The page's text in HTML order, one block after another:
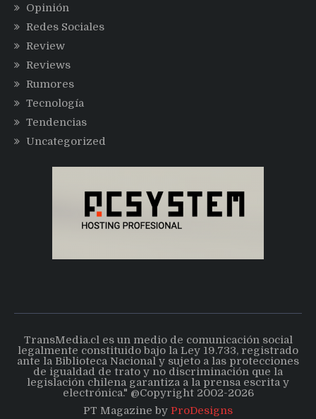
Opinión
Redes Sociales
Review
Reviews
Rumores
Tecnología
Tendencias
Uncategorized
TransMedia.cl es un medio de comunicación social
legalmente constituido bajo la Ley 19.733, registrado
ante la Biblioteca Nacional y sujeto a las protecciones
de igualdad de trato y no discriminación que la
legislación chilena garantiza a la prensa escrita y
electrónica." @Copyright 2002-2026
PT Magazine by ProDesigns